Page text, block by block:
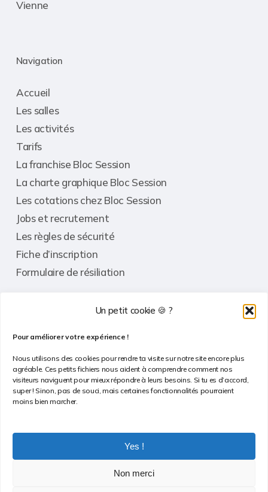
Un petit cookie 🍪 ?
Pour améliorer votre expérience !
Nous utilisons des cookies pour rendre ta visite sur notre site encore plus
agréable. Ces petits fichiers nous aident à comprendre comment nos
visiteurs naviguent pour mieux répondre à leurs besoins. Si tu es d’accord,
super ! Sinon, pas de souci, mais certaines fonctionnalités pourraient
moins bien marcher.
Yes !
Non merci
Vienne
Navigation
Accueil
Les salles
Les activités
Tarifs
La franchise Bloc Session
La charte graphique Bloc Session
Les cotations chez Bloc Session
Jobs et recrutement
Les règles de sécurité
Fiche d’inscription
Formulaire de résiliation
Contact
FAQ
Conditions Générales de Vente
Politique de cookies